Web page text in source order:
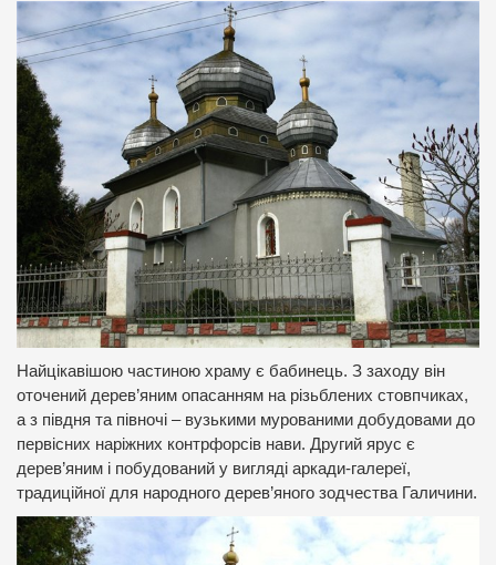
Найцікавішою частиною храму є бабинець. З заходу він
оточений дерев’яним опасанням на різьблених стовпчиках,
а з півдня та півночі – вузькими мурованими добудовами до
первісних наріжних контрфорсів нави. Другий ярус є
дерев’яним і побудований у вигляді аркади-галереї,
традиційної для народного дерев’яного зодчества Галичини.